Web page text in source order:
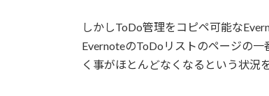
しかしToDo管理をコピペ可能な
EvernoteのToDoリストのページの
く事がほとんどなくなるという状況